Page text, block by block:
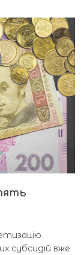
субсидій вже